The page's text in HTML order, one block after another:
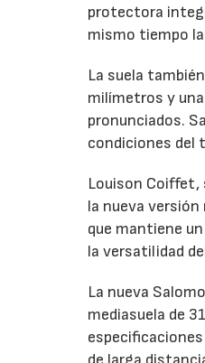
protectora
mismo tiempo
La suela
milímetros y
pronunciados.
condiciones del
Louison Coiffet,
la nueva
que mantiene
la versatilidad
La nueva
mediasuela de